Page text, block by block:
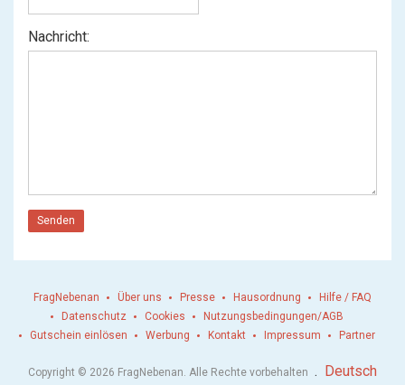
Nachricht:
Senden
FragNebenan Über uns Presse Hausordnung
Hilfe / FAQ
Datenschutz
Cookies
Nutzungsbedingungen/AGB
Gutschein einlösen
Werbung Kontakt Impressum Partner
Copyright © 2026 FragNebenan. Alle Rechte vorbehalten . Deutsch